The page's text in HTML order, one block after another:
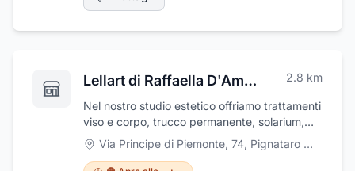
paziente, attuando un trattamento
aspetti fondamentali: la certezza dei risultati
troviamo analisi del sangue, analisi dello
stress ossidativo, vega test per le intolleranze
alimentari, laboratorio di analisi delle droghe
d'abuso e per l'abuso di alcool. Possibilità di
parcheggio esterno.
Lellart di Raffaella D'Ambrosio 2.8 km
Nel nostro studio estetico offriamo trattamenti
viso e corpo, trucco permanente, solarium,
extension e laminazione ciglia, epilazione,
manicure, massaggi.
Via Principe di Piemonte, 74, Pignataro Maggiore